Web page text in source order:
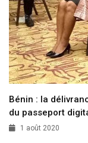
Bénin : la
du passeport
1 août 2020